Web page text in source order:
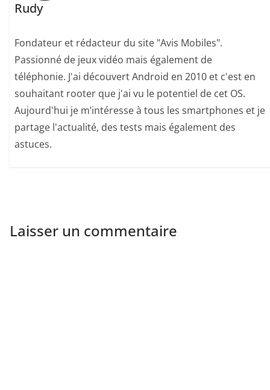
Rudy
Fondateur et rédacteur du site "Avis Mobiles".
Passionné de jeux vidéo mais également de
téléphonie. J'ai découvert Android en 2010 et c'est en
souhaitant rooter que j'ai vu le potentiel de cet OS.
Aujourd'hui je m’intéresse à tous les smartphones et je
partage l'actualité, des tests mais également des
astuces.
Laisser un commentaire